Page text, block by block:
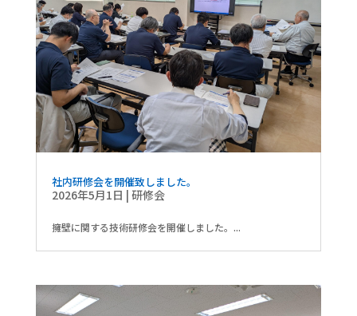
社内研修会を開催致しました。
2026年5月1日 | 研修会
擁壁に関する技術研修会を開催しました。...